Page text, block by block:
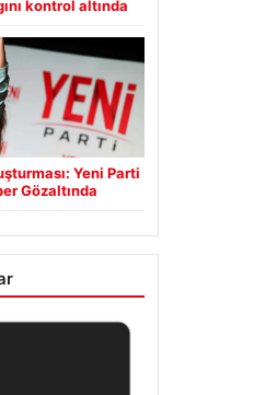
kontrol altında
Yeni Parti
Gözaltında